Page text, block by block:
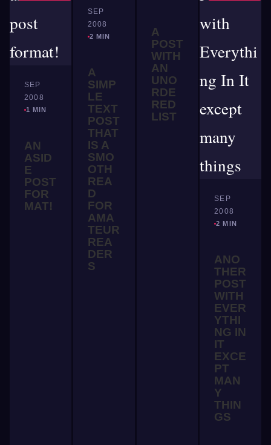
SEP
2008
1 MIN
AN
ASID
E
POST
FOR
MAT!
SEP
2008
2 MIN
A
SIMP
LE
TEXT
POST
THAT
IS A
SMO
OTH
REA
D
FOR
AMA
TEUR
REA
DER
S
A
POST
WITH
AN
UNO
RDE
RED
LIST
SEP
2008
2 MIN
ANO
THER
POST
WITH
EVER
YTHI
NG IN
IT
EXCE
PT
MAN
Y
THIN
GS